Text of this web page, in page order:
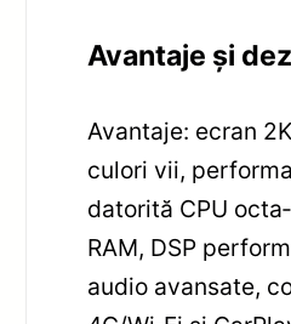
Avantaje și
Avantaje: ecran
culori vii,
datorită CPU
RAM, DSP
audio avansate,